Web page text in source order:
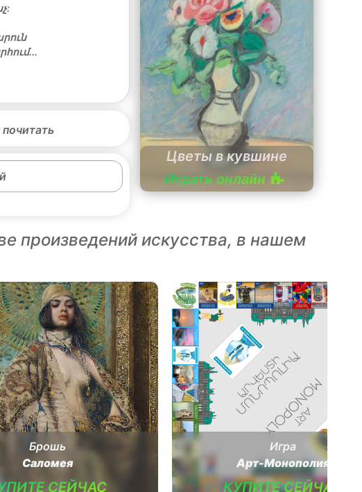
Цветы в кувшине
Играть онлайн
произведений искусства, в нашем
Брошь
Саломея
СЕЙЧАС
Игра
Арт-Монополия
КУПИТЕ СЕЙЧАС